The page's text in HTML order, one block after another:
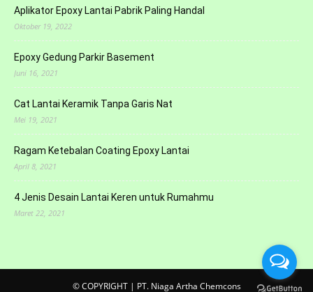
Aplikator Epoxy Lantai Pabrik Paling Handal
Oktober 19, 2022
Epoxy Gedung Parkir Basement
Juni 16, 2021
Cat Lantai Keramik Tanpa Garis Nat
Mei 19, 2021
Ragam Ketebalan Coating Epoxy Lantai
April 8, 2021
4 Jenis Desain Lantai Keren untuk Rumahmu
Maret 22, 2021
© COPYRIGHT | PT. Niaga Artha Chemcons